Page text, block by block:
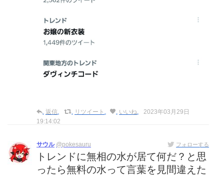
返信 リツイート いいね
2023年03月29日
19:14:02
サウル @pokesauru フォローする
トレンドに無相の水が居て何だ？と思
ったら無料の水って言葉を見間違えた